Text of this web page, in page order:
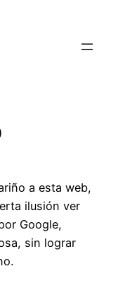
a esta web,
ilusión ver
Google,
sin lograr